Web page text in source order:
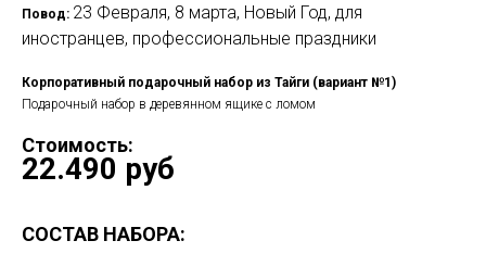
Повод: 23 Февраля, 8 марта, Новый Год, для
иностранцев, профессиональные праздники
Корпоративный подарочный набор из Тайги (вариант №1)
Подарочный набор в деревянном ящике с ломом
Стоимость:
22.490 руб
СОСТАВ НАБОРА: